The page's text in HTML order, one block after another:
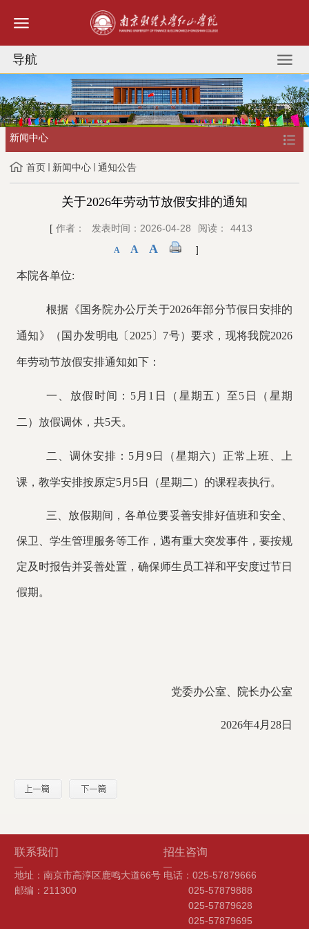
导航
新闻中心
首页 新闻中心 通知公告
关于2026年劳动节放假安排的通知
[ 作者： 发表时间：2026-04-28 阅读： 4413
A A A ]
本院各单位:
根据《国务院办公厅关于2026年部分节假日安排的
通知》（国办发明电〔2025〕7号）要求，现将我院2026
年劳动节放假安排通知如下：
一、 放假时间： 5月1日（星期五）至5日（星期
二）放假调休，共5天。
二、调休安排： 5月9日（星期六）正常上班、上
课，教学安排按原定5月5日（星期二）的课程表执行。
三、放假期间，各单位要妥善安排好值班和安全、
保卫、学生管理服务等工作，遇有重大突发事件，要按规
定及时报告并妥善处置，确保师生员工祥和平安度过节日
假期。
党委办公室、院长办公室
2026年4月28日
联系我们
地址：南京市高淳区鹿鸣大道66号
邮编：211300
招生咨询
电话：025-57879666
025-57879888
025-57879628
025-57879695